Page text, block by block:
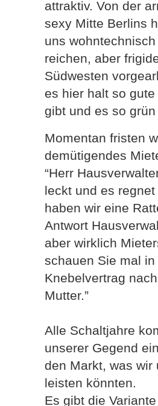
attraktiv. Von der
sexy Mitte Berlins
uns
reichen, aber
Südwesten
es hier halt so
gibt und es so grün
Momentan fristen
demütigendes
“Herr
leckt und es
haben wir eine
Antwort
aber wirklich
schauen Sie mal in
Knebelvertrag
Mutter.”
Alle Schaltjahre
unserer Gegend
den Markt, was wir
leisten könnten.
Es gibt die Variante